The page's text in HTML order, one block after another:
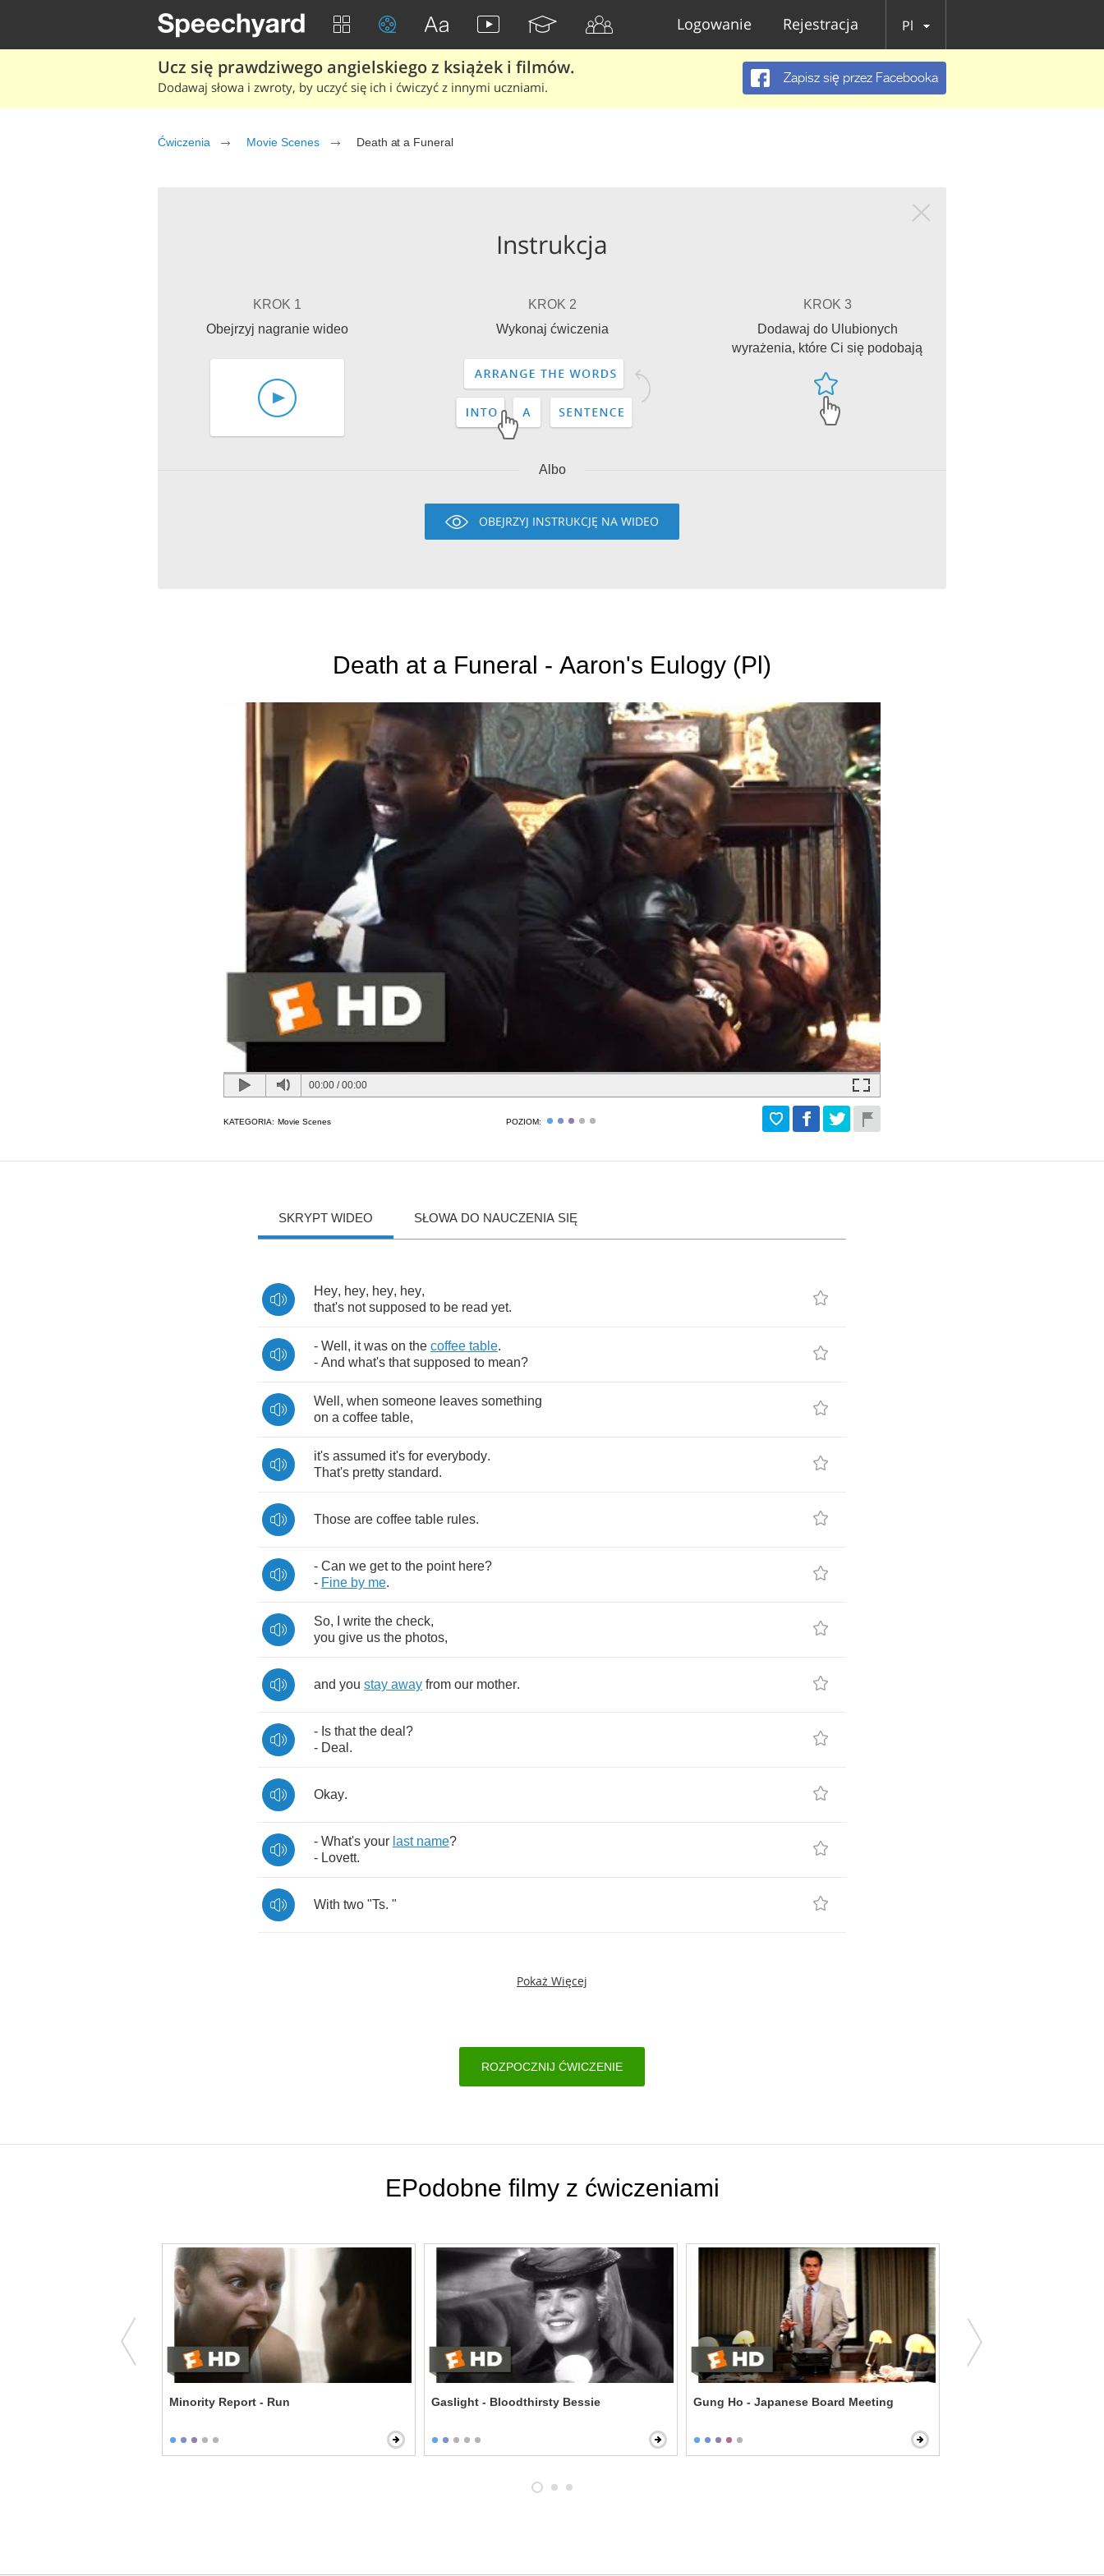
Logowanie Rejestracja Pl
Ucz się prawdziwego angielskiego z książek i filmów.
Dodawaj słowa i zwroty, by uczyć się ich i ćwiczyć z innymi uczniami.
Zapisz się przez Facebooka
Ćwiczenia Movie Scenes Death at a Funeral
Instrukcja
KROK 1
Obejrzyj nagranie wideo
KROK 2
Wykonaj ćwiczenia
KROK 3
Dodawaj do Ulubionych
wyrażenia, które Ci się podobają
Albo
OBEJRZYJ INSTRUKCJĘ NA WIDEO
Death at a Funeral - Aaron's Eulogy (Pl)
00:00 /00:00
KATEGORIA: Movie Scenes POZIOM:
SKRYPT WIDEO SŁOWA DO NAUCZENIA SIĘ
Hey, hey, hey, hey,
that's not supposed to be read yet.
- Well , it was on the coffee table.
- And what's that supposed to mean?
Well , when someone leaves something
on a coffee table,
it's assumed it's for everybody.
That's pretty standard.
Those are coffee table rules.
- Can we get to the point here?
- Fine by me.
So, write the check,
you give us the photos,
and you stay away from our mother.
- Is that the deal ?
- Deal .
Okay.
- What's your last name?
- Lovett.
With two "Ts. "
Pokaż Więcej
ROZPOCZNIJ ĆWICZENIE
EPodobne filmy z ćwiczeniami
Minority Report - Run Gaslight - Bloodthirsty Bessie Gung Ho - Japanese Board Meeting